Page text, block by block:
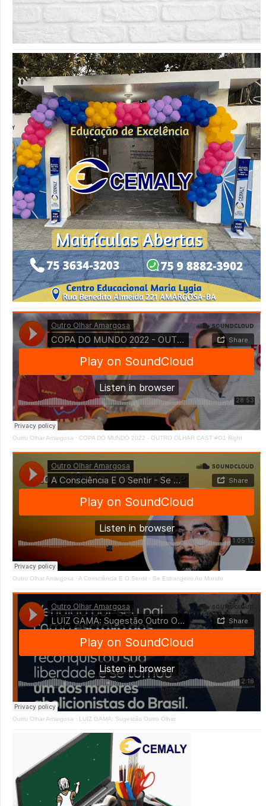
Outro Olhar Amargosa · COPA DO MUNDO 2022 - OUTRO OLHAR CAST #O1 Right
Outro Olhar Amargosa · A Consciência E O Sentir - Se Estrangeiro Ao Mundo
Outro Olhar Amargosa · LUIZ GAMA: Sugestão Outro Olhar